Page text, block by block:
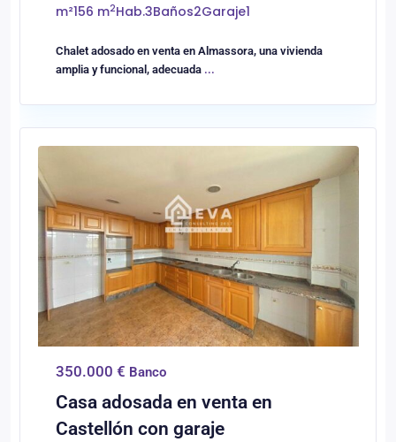
m²156 m2Hab.3Baños2Garaje1
Chalet adosado en venta en Almassora, una vivienda
amplia y funcional, adecuada ...
0 Castellón/Castelló
350.000 € Banco
Casa adosada en venta en
Castellón con garaje